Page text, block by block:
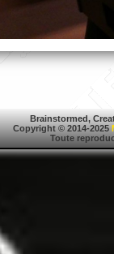
Brainstormed,
Copyright © 2014-2025
Toute